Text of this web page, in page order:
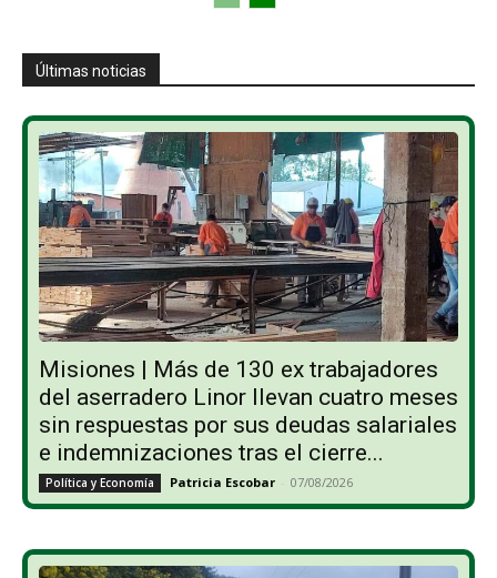
Últimas noticias
Misiones | Más de 130 ex trabajadores
del aserradero Linor llevan cuatro meses
sin respuestas por sus deudas salariales
e indemnizaciones tras el cierre...
Política y Economía Patricia Escobar - 07/08/2026